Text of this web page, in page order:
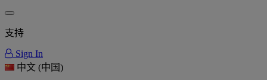
支持
Sign In
中文 (中国)